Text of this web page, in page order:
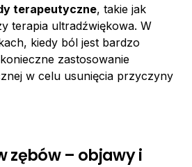
terapeutyczne, takie jak
terapia ultradźwiękowa. W
kiedy ból jest bardzo
zastosowanie
w celu usunięcia przyczyny
zębów – objawy i